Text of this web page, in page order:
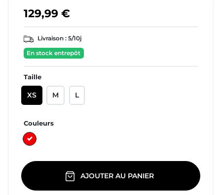
129,99 €
Livraison : 5/10j
En stock entrepôt
Taille
XS M L
Couleurs
Rouge
AJOUTER AU PANIER